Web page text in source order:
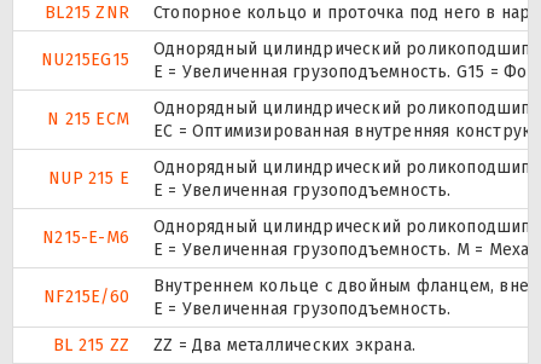
BL215 ZNR
Стопорное кольцо и проточка под него в
NU215EG15
Однорядный цилиндрический
E = Увеличенная грузоподъемность. G15 =
N 215 ECM
Однорядный цилиндрический
EC = Оптимизированная внутренняя
NUP 215 E
Однорядный цилиндрический
Е = Увеличенная грузоподъемность.
N215-E-M6
Однорядный цилиндрический
E = Увеличенная грузоподъемность. М =
NF215E/60
Внутреннем кольце с двойным фланцем,
Е = Увеличенная грузоподъемность.
BL 215 ZZ
ZZ = Два металлических экрана.